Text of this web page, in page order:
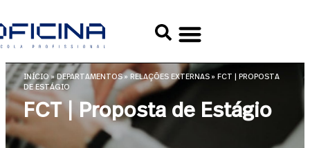
INÍCIO »DEPARTAMENTOS» RELAÇÕES EXTERNAS» FCT | PROPOSTA
DE ESTÁGIO
FCT | Proposta de Estágio